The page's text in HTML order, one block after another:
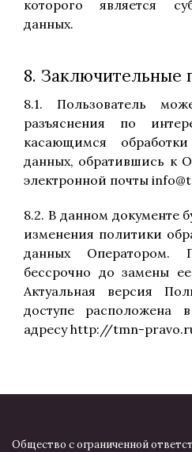
которого является
данных.
8. Заключительные
8.1. Пользователь
разъяснения по
касающимся
данных, обратившись к
электронной почты
8.2. В данном документе
изменения политики
данных Оператором.
бессрочно до замены
Актуальная версия
доступе расположена
адресу http://tmn-
Общество с ограниченной